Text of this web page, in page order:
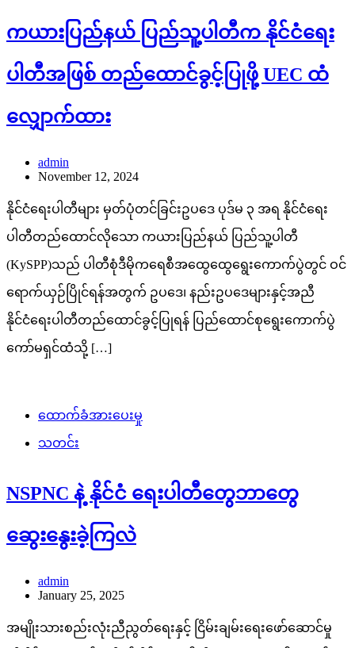
ကယားပြည်နယ် ပြည်သူ့ပါတီက နိုင်ငံရေး
ပါတီအဖြစ် တည်ထောင်ခွင့်ပြုဖို့ UEC ထံ
လျှောက်ထား
admin
November 12, 2024
နိုင်ငံရေးပါတီများ မှတ်ပုံတင်ခြင်းဥပဒေ ပုဒ်မ ၃ အရ နိုင်ငံရေး
ပါတီတည်ထောင်လိုသော ကယားပြည်နယ် ပြည်သူ့ပါတီ
(KySPP)သည် ပါတီစုံဒီမိုကရေစီအထွေထွေရွေးကောက်ပွဲတွင် ဝင်
ရောက်ယှဉ်ပြိုင်ရန်အတွက် ဥပဒေ၊ နည်းဥပဒေများနှင့်အညီ
နိုင်ငံရေးပါတီတည်ထောင်ခွင့်ပြုရန် ပြည်ထောင်စုရွေးကောက်ပွဲ
ကော်မရှင်ထံသို့ […]
ထောက်ခံအားပေးမှု
သတင်း
NSPNC နဲ့ နိုင်ငံ ရေးပါတီတွေဘာတွေ
ဆွေးနွေးခဲ့ကြလဲ
admin
January 25, 2025
အမျိုးသားစည်းလုံးညီညွတ်ရေးနှင့် ငြိမ်းချမ်းရေးဖော်ဆောင်မှု